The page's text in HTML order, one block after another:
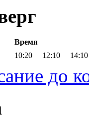
Время
10:20 12:10 14:10
до